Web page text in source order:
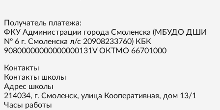
Получатель платежа:
ФКУ Администрации города Смоленска (МБУДО ДШИ
Nº 6 г. Смоленска л/с 20908233760) КБК
90800000000000000131V ОКТМО 66701000
Контакты
Контакты школы
Адрес школы
214034, г. Смоленск, улица Кооперативная, дом 13/1
Часы работы